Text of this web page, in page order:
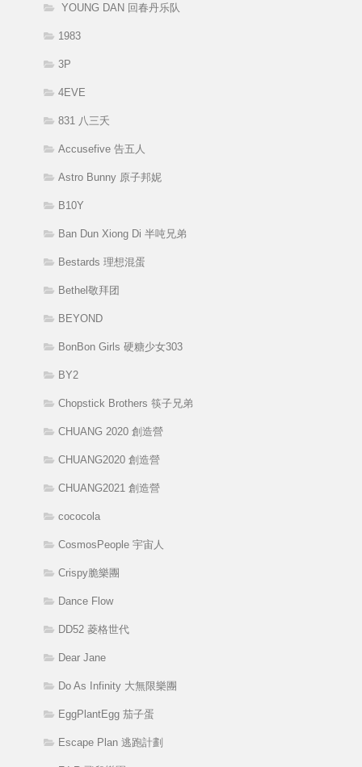
YOUNG DAN 回春丹乐队
1983
3P
4EVE
831 八三夭
Accusefive 告五人
Astro Bunny 原子邦妮
B10Y
Ban Dun Xiong Di 半吨兄弟
Bestards 理想混蛋
Bethel敬拜团
BEYOND
BonBon Girls 硬糖少女303
BY2
Chopstick Brothers 筷子兄弟
CHUANG 2020 創造營
CHUANG2020 創造營
CHUANG2021 創造營
cococola
CosmosPeople 宇宙人
Crispy脆樂團
Dance Flow
DD52 菱格世代
Dear Jane
Do As Infinity 大無限樂團
EggPlantEgg 茄子蛋
Escape Plan 逃跑計劃